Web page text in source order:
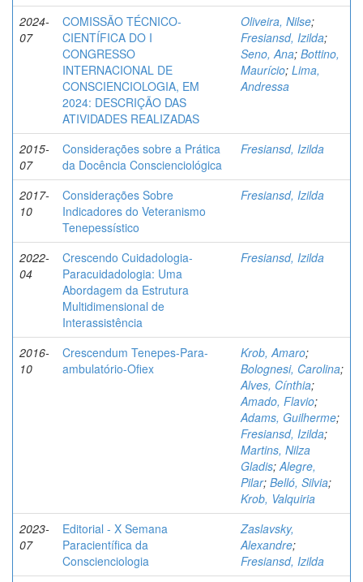
2024-
07
COMISSÃO TÉCNICO-
CIENTÍFICA DO I
CONGRESSO
INTERNACIONAL DE
CONSCIENCIOLOGIA, EM
2024: DESCRIÇÃO DAS
ATIVIDADES REALIZADAS
Oliveira, Nilse;
Fresiansd, Izilda;
Seno, Ana; Bottino,
Maurício; Lima,
Andressa
2015-
07
Considerações sobre a Prática
da Docência Conscienciológica
Fresiansd, Izilda
2017-
10
Considerações Sobre
Indicadores do Veteranismo
Tenepessístico
Fresiansd, Izilda
2022-
04
Crescendo Cuidadologia-
Paracuidadologia: Uma
Abordagem da Estrutura
Multidimensional de
Interassistência
Fresiansd, Izilda
2016-
10
Crescendum Tenepes-Para-
ambulatório-Ofiex
Krob, Amaro;
Bolognesi, Carolina;
Alves, Cínthia;
Amado, Flavio;
Adams, Guilherme;
Fresiansd, Izilda;
Martins, Nilza
Gladis;Alegre,
Pilar; Belló, Silvia;
Krob, Valquiria
2023-
07
Editorial - X Semana
Paracientífica da
Conscienciologia
Zaslavsky,
Alexandre;
Fresiansd, Izilda